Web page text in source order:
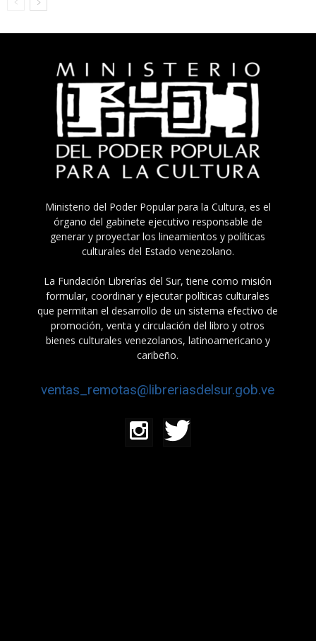
Ministerio del Poder Popular para la Cultura, es el
órgano del gabinete ejecutivo responsable de
generar y proyectar los lineamientos y políticas
culturales del Estado venezolano.
La Fundación Librerías del Sur, tiene como misión
formular, coordinar y ejecutar políticas culturales
que permitan el desarrollo de un sistema efectivo de
promoción, venta y circulación del libro y otros
bienes culturales venezolanos, latinoamericano y
caribeño.
ventas_remotas@libreriasdelsur.gob.ve